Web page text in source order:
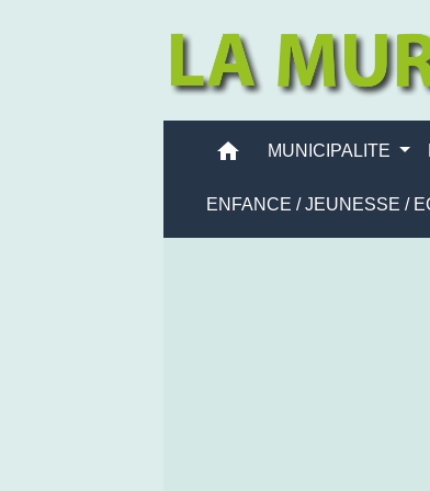
home MUNICIPALITE
ENFANCE / JEUNESSE /